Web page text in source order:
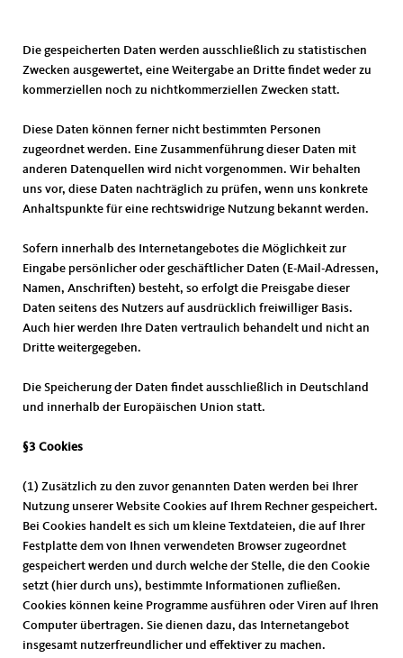
Die gespeicherten Daten werden ausschließlich zu statistischen
Zwecken ausgewertet, eine Weitergabe an Dritte findet weder zu
kommerziellen noch zu nichtkommerziellen Zwecken statt.
Diese Daten können ferner nicht bestimmten Personen
zugeordnet werden. Eine Zusammenführung dieser Daten mit
anderen Datenquellen wird nicht vorgenommen. Wir behalten
uns vor, diese Daten nachträglich zu prüfen, wenn uns konkrete
Anhaltspunkte für eine rechtswidrige Nutzung bekannt werden.
Sofern innerhalb des Internetangebotes die Möglichkeit zur
Eingabe persönlicher oder geschäftlicher Daten (E-Mail-Adressen,
Namen, Anschriften) besteht, so erfolgt die Preisgabe dieser
Daten seitens des Nutzers auf ausdrücklich freiwilliger Basis.
Auch hier werden Ihre Daten vertraulich behandelt und nicht an
Dritte weitergegeben.
Die Speicherung der Daten findet ausschließlich in Deutschland
und innerhalb der Europäischen Union statt.
§3 Cookies
(1) Zusätzlich zu den zuvor genannten Daten werden bei Ihrer
Nutzung unserer Website Cookies auf Ihrem Rechner gespeichert.
Bei Cookies handelt es sich um kleine Textdateien, die auf Ihrer
Festplatte dem von Ihnen verwendeten Browser zugeordnet
gespeichert werden und durch welche der Stelle, die den Cookie
setzt (hier durch uns), bestimmte Informationen zufließen.
Cookies können keine Programme ausführen oder Viren auf Ihren
Computer übertragen. Sie dienen dazu, das Internetangebot
insgesamt nutzerfreundlicher und effektiver zu machen.